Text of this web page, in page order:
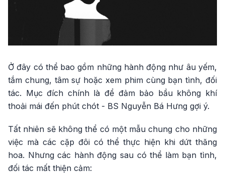
Ở đây có thể bao gồm những hành động như âu yếm,
tắm chung, tâm sự hoặc xem phim cùng bạn tình, đối
tác. Mục đích chính là để đảm bảo bầu không khí
thoải mái đến phút chót - BS Nguyễn Bá Hưng gợi ý.
Tất nhiên sẽ không thể có một mẫu chung cho những
việc mà các cặp đôi có thể thực hiện khi dứt thăng
hoa. Nhưng các hành động sau có thể làm bạn tình,
đối tác mất thiện cảm: